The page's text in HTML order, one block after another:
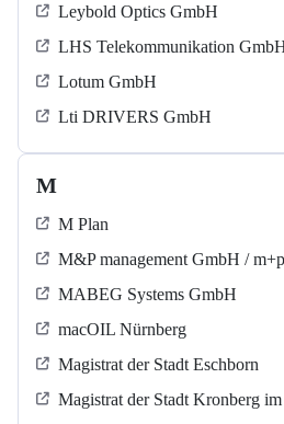
Leybold Optics GmbH
LHS Telekommunikation
Lotum GmbH
Lti DRIVERS GmbH
M
M Plan
M&P management GmbH /
MABEG Systems GmbH
macOIL Nürnberg
Magistrat der Stadt Eschborn
Magistrat der Stadt Kronberg